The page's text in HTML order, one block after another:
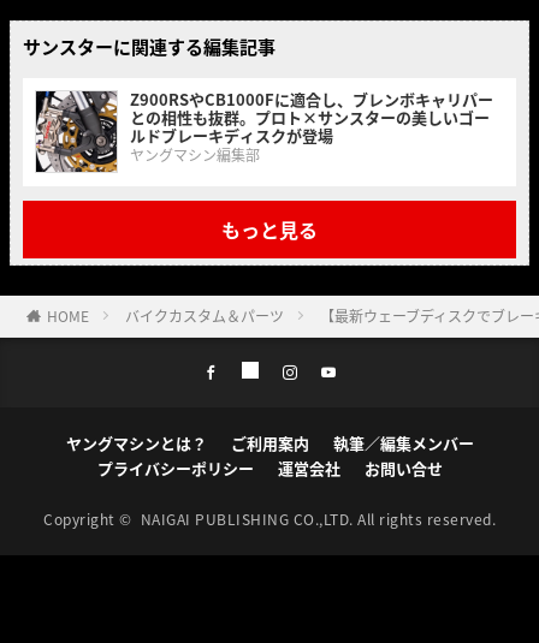
サンスターに関連する編集記事
Z900RSやCB1000Fに適合し、ブレンボキャリパー
との相性も抜群。プロト×サンスターの美しいゴー
ルドブレーキディスクが登場
ヤングマシン編集部
もっと見る
HOME バイクカスタム＆パーツ 【最新ウェーブディスクでブレ
ヤングマシンとは？ ご利用案内
執筆／編集メンバー
プライバシーポリシー
運営会社 お問い合せ
Copyright © NAIGAI PUBLISHING CO.,LTD. All rights reserved.